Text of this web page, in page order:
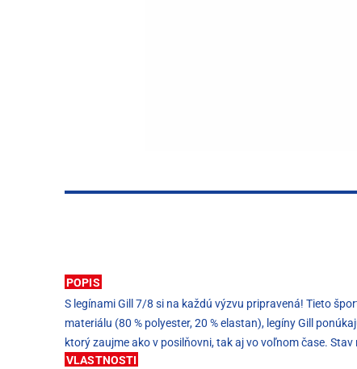
POPIS
S legínami Gill 7/8 si na každú výzvu pripravená! Tieto
materiálu (80 % polyester, 20 % elastan), legíny Gill
ktorý zaujme ako v posilňovni, tak aj vo voľnom čase.
VLASTNOSTI